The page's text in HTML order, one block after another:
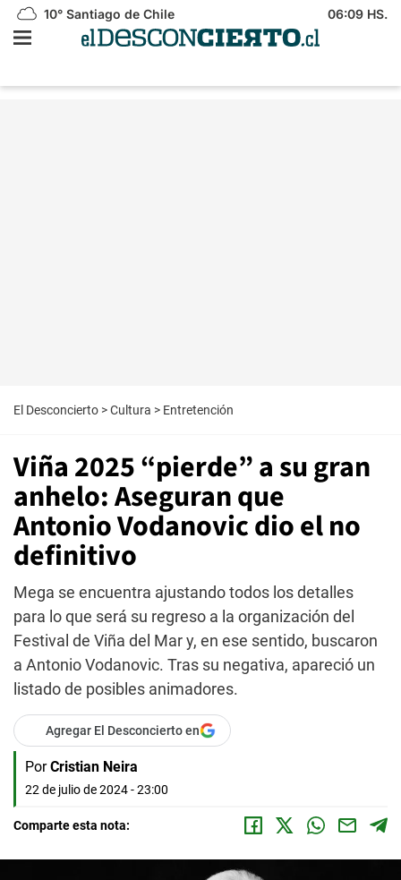
10° Santiago de Chile 06:09 HS.
El Desconcierto >Cultura > Entretención
Viña 2025 “pierde” a su gran
anhelo: Aseguran que
Antonio Vodanovic dio el no
definitivo
Mega se encuentra ajustando todos los detalles
para lo que será su regreso a la organización del
Festival de Viña del Mar y, en ese sentido, buscaron
a Antonio Vodanovic. Tras su negativa, apareció un
listado de posibles animadores.
Agregar El Desconcierto en
Por Cristian Neira
22 de julio de 2024 - 23:00
Comparte esta nota: